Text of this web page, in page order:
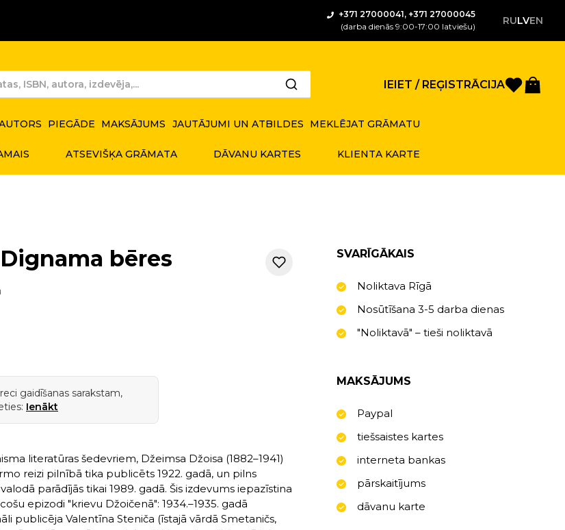
+371 27000041, +371 27000045
(darba dienās 9:00-17:00 latviešu)
RULVEN
IEIET / REĢISTRĀCIJA
PIEGĀDE MAKSĀJUMS JAUTĀJUMI UN ATBILDES MEKLĒJAT GRĀMATU
ATSEVIŠĶA GRĀMATA DĀVANU KARTES KLIENTA KARTE
bēres
gaidīšanas sarakstam,
Ienākt
literatūras šedevriem, Džeimsa Džoisa (1882–1941)
reizi pilnībā tika publicēts 1922. gadā, un pilns
parādījās tikai 1989. gadā. Šis izdevums iepazīstina
epizodi "krievu Džoičenā": 1934.–1935. gadā
publicēja Valentīna Steniča (īstajā vārdā Smetaničs,
SVARĪGĀKAIS
Noliktava Rīgā
Nosūtīšana 3-5 darba dienas
"Noliktavā" – tieši noliktavā
MAKSĀJUMS
Paypal
tiešsaistes kartes
interneta bankas
pārskaitījums
dāvanu karte